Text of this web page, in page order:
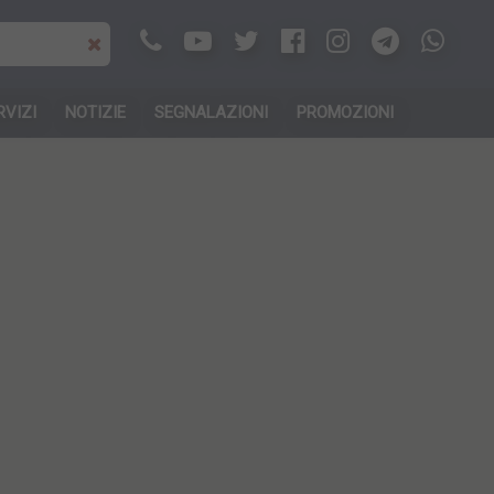
NOTIZIE SEGNALAZIONI PROMOZIONI